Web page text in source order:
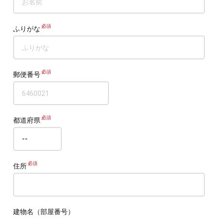
ふりがな
郵便番号
都道府県
住所
建物名（部屋番号）